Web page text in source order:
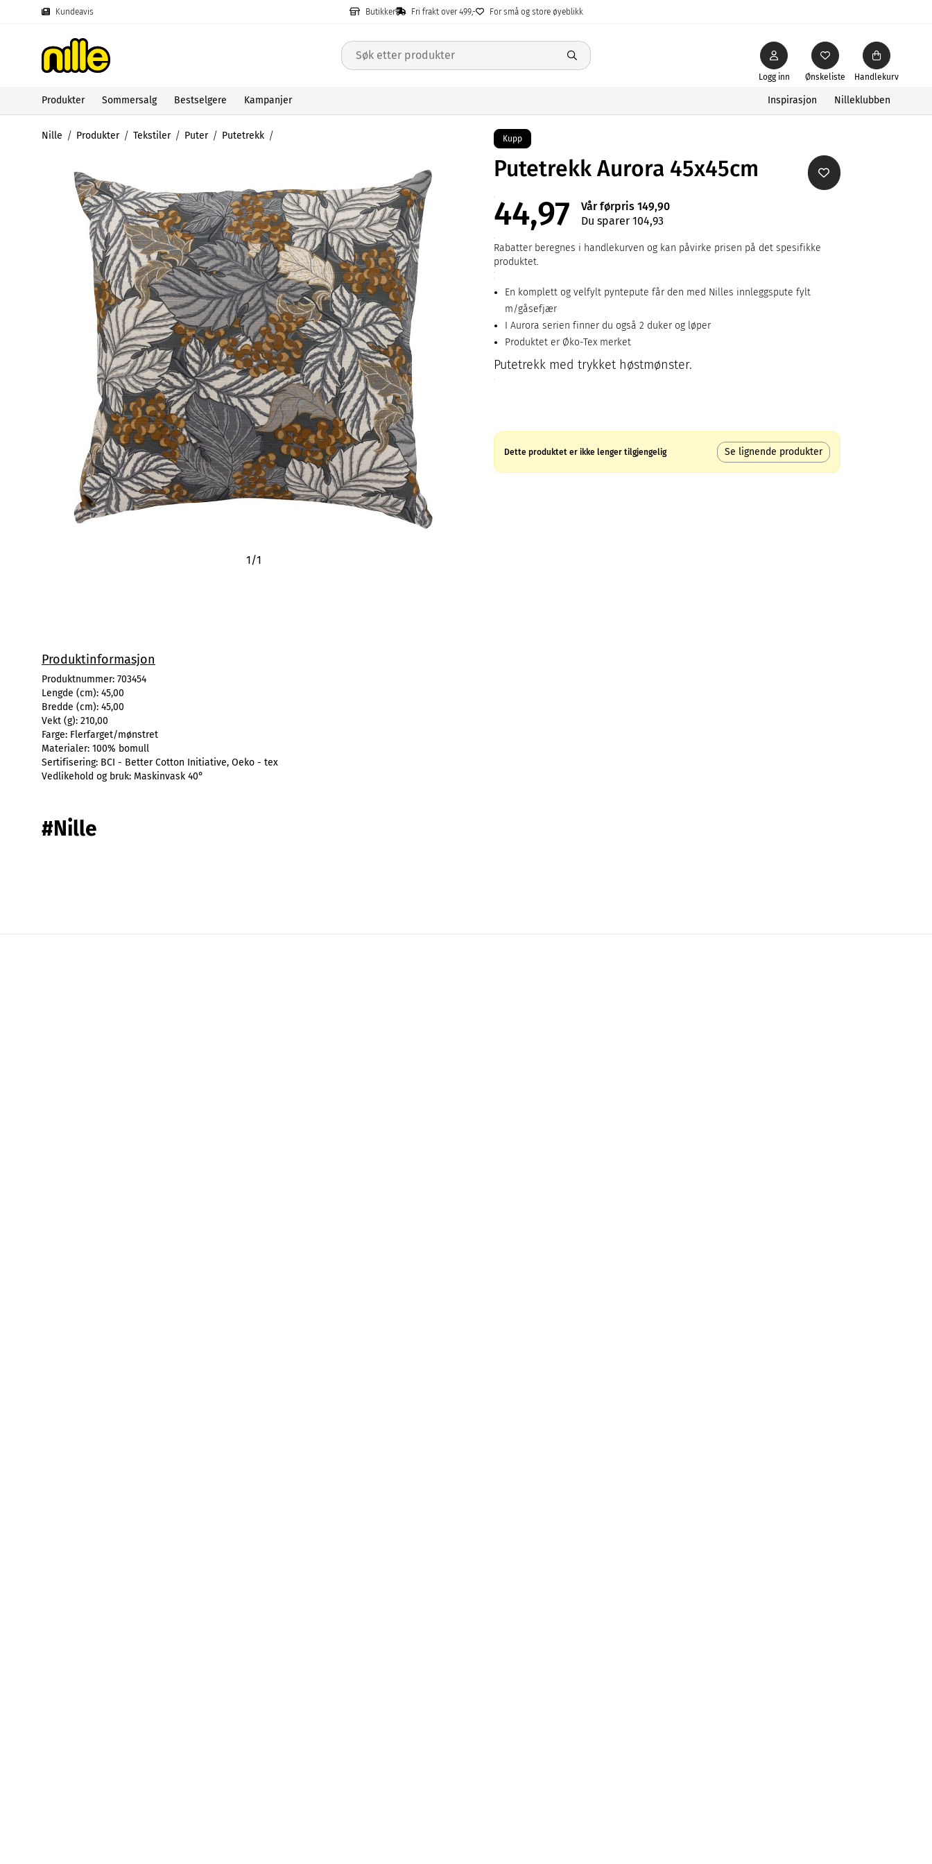
Kundeavis Butikker Fri frakt over 499,- For små og store øyeblikk
Ønskeliste
Logg inn Handlekurv
Produkter Sommersalg Bestselgere Kampanjer Inspirasjon Nilleklubben
Nille Produkter Tekstiler Puter Putetrekk
1/1
Kupp
Putetrekk Aurora 45x45cm
44,97
Vår førpris 149,90
Du sparer 104,93
Rabatter beregnes i handlekurven og kan påvirke prisen på det spesifikke
produktet.
En komplett og velfylt pyntepute får den med Nilles innleggspute fylt
m/gåsefjær
I Aurora serien finner du også 2 duker og løper
Produktet er Øko-Tex merket
Putetrekk med trykket høstmønster.
Dette produktet er ikke lenger tilgjengelig Se lignende produkter
Produktinformasjon
Produktnummer: 703454
Lengde (cm): 45,00
Bredde (cm): 45,00
Vekt (g): 210,00
Farge: Flerfarget/mønstret
Materialer: 100% bomull
Sertifisering: BCI - Better Cotton Initiative, Oeko - tex
Vedlikehold og bruk: Maskinvask 40°
#Nille